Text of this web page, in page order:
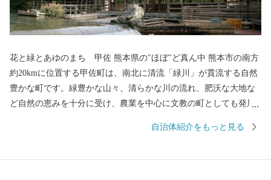
花と緑とあゆのまち 甲佐 熊本県の"ほぼ"ど真ん中 熊本市の南方
約20kmに位置する甲佐町は、南北に清流「緑川」が貫流する自然
豊かな町です。緑豊かな山々、清らかな川の流れ、肥沃な大地な
ど自然の恵みを十分に受け、農業を中心に文教の町としても発展
ちてくる鮎を捕る梁(やな)漁ですが、甲佐のやな場はもともと寛永
自治体紹介をもっと見る